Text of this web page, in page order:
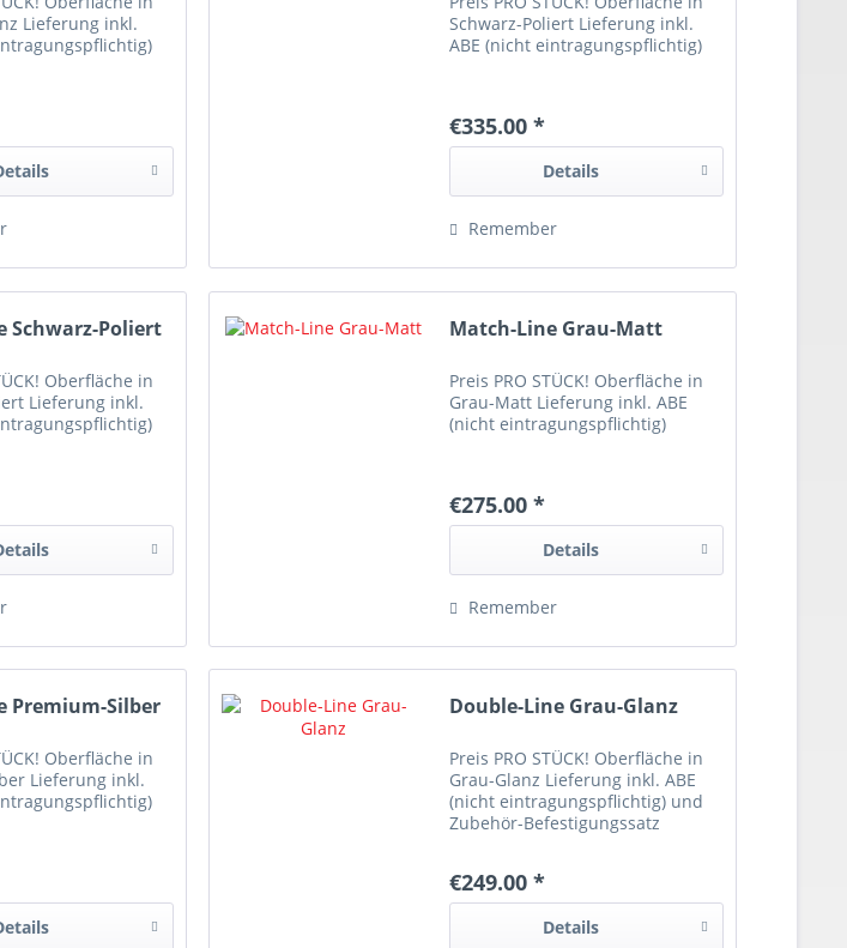
Lieferung inkl.
Schwarz-Poliert Lieferung inkl.
ABE (nicht eintragungspflichtig)
€335.00 *
Details
Remember
Schwarz-Poliert
Oberfläche in
Lieferung inkl.
Match-Line Grau-Matt
Preis PRO STÜCK! Oberfläche in
Grau-Matt Lieferung inkl. ABE
(nicht eintragungspflichtig)
€275.00 *
Details
Remember
Premium-Silber
Oberfläche in
Lieferung inkl.
Double-Line Grau-Glanz
Preis PRO STÜCK! Oberfläche in
Grau-Glanz Lieferung inkl. ABE
(nicht eintragungspflichtig) und
Zubehör-Befestigungssatz
€249.00 *
Details